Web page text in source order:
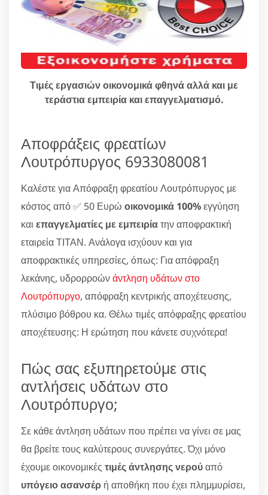
Τιμές εργασιών οικονομικά φθηνά αλλά και με
τεράστια εμπειρία και επαγγελματισμό.
Αποφράξεις φρεατίων
Λουτρόπυργος 6933080081
Καλέστε για Απόφραξη φρεατίου Λουτρόπυργος με
κόστος από ✅ 50 Ευρώ οικονομικά 100%εγγύηση
και επαγγελματίες με εμπειρίατην αποφρακτική
εταιρεία ΤΙΤΑΝ. Ανάλογα ισχύουν και για
αποφρακτικές υπηρεσίες, όπως: Για απόφραξη
λεκάνης, υδρορροώνάντληση υδάτων στο
Λουτρόπυργο, απόφραξη κεντρικής αποχέτευσης,
πλύσιμο βόθρου κα. Θέλω τιμές απόφραξης φρεατίου
αποχέτευσης: Η ερώτηση που κάνετε συχνότερα!
Πώς σας εξυπηρετούμε στις
αντλήσεις υδάτων στο
Λουτρόπυργο;
Σε κάθε άντληση υδάτων που πρέπει να γίνει σε μας
θα βρείτε τους καλύτερους συνεργάτες. Όχι μόνο
έχουμε οικονομικές τιμές άντλησης νερούαπό
υπόγειο ασανσέρ ή αποθήκη που έχει πλημμυρίσει,